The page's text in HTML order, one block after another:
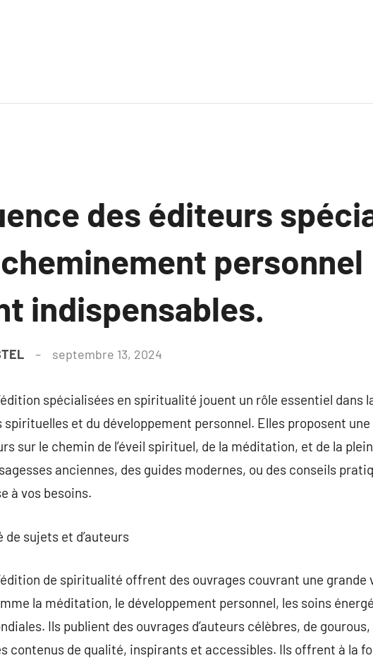
des éditeurs
personnel
indispensables.
septembre 13, 2024
spécialisées en spiritualité jouent un rôle essentiel dans
spirituelles et du développement personnel. Elles proposent
sur le chemin de l’éveil spirituel, de la méditation, et de la
anciennes, des guides modernes, ou des conseils
à vos besoins.
de sujets et d’auteurs
de spiritualité offrent des ouvrages couvrant une
la méditation, le développement personnel, les soins
Ils publient des ouvrages d’auteurs célèbres, de
contenus de qualité, inspirants et accessibles. Ils offrent à la